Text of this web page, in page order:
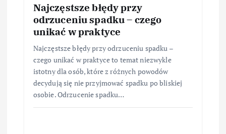
Najczęstsze błędy przy
odrzuceniu spadku – czego
unikać w praktyce
Najczęstsze błędy przy odrzuceniu spadku –
czego unikać w praktyce to temat niezwykle
istotny dla osób, które z różnych powodów
decydują się nie przyjmować spadku po bliskiej
osobie. Odrzucenie spadku…